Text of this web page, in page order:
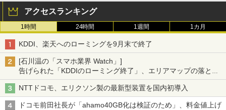
アクセスランキング
1時間 24時間 1週間 1カ月
KDDI、楽天へのローミングを9月末で終了
[石川温の「スマホ業界 Watch」]
告げられた「KDDIのローミング終了」、エリアマップの落とし
穴と楽天モバイルの課題
NTTドコモ、エリクソン製の最新型装置を国内初導入
ドコモ前田社長が「ahamo40GB化は検証のため」、料金値上げ